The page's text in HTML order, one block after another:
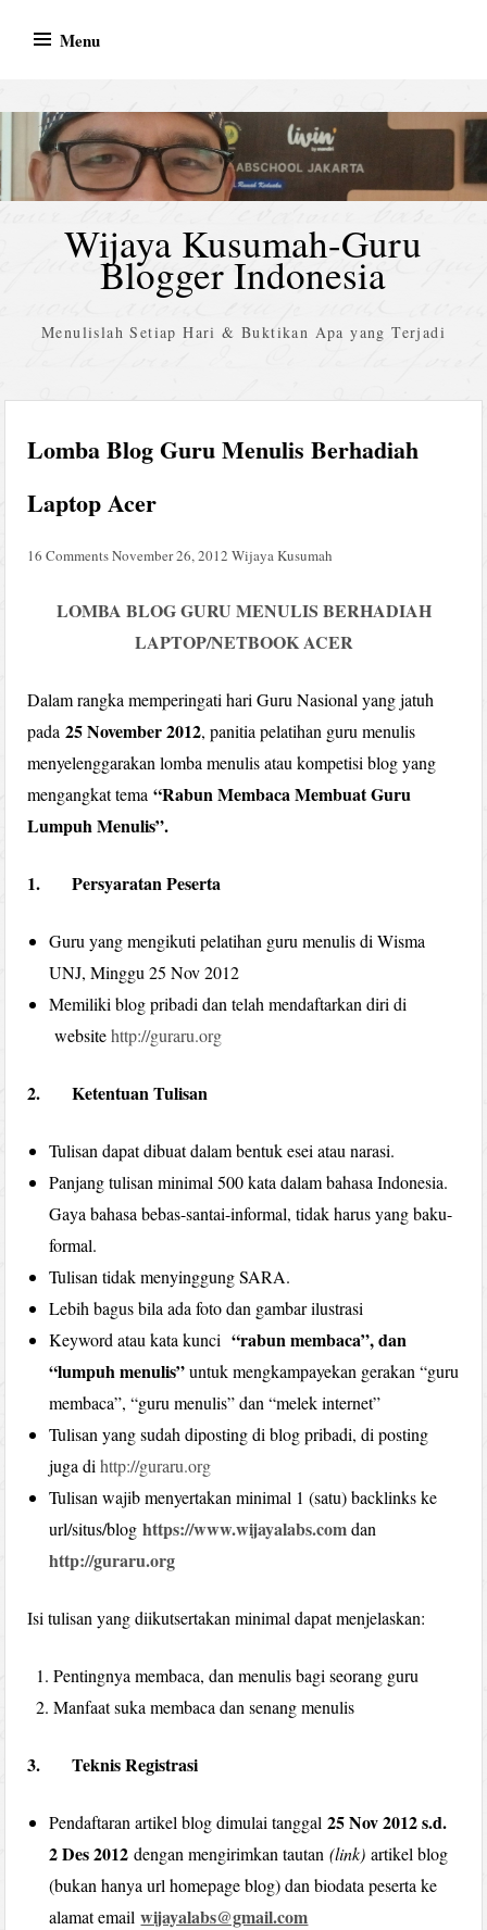
Menu
Wijaya Kusumah-Guru
Blogger Indonesia
Menulislah Setiap Hari & Buktikan Apa yang Terjadi
Lomba Blog Guru Menulis Berhadiah
Laptop Acer
16 CommentsNovember 26, 2012 Wijaya Kusumah
LOMBA BLOG GURU MENULIS BERHADIAH
LAPTOP/NETBOOK ACER
Dalam rangka memperingati hari Guru Nasional yang jatuh
pada25 November 2012, panitia pelatihan guru menulis
menyelenggarakan lomba menulis atau kompetisi blog yang
mengangkat tema“Rabun Membaca Membuat Guru
Lumpuh Menulis”.
1. Persyaratan Peserta
Guru yang mengikuti pelatihan guru menulis di Wisma
UNJ, Minggu 25 Nov 2012
Memiliki blog pribadi dan telah mendaftarkan diri di
websitehttp://guraru.org
2. Ketentuan Tulisan
Tulisan dapat dibuat dalam bentuk esei atau narasi.
Panjang tulisan minimal 500 kata dalam bahasa Indonesia.
Gaya bahasa bebas-santai-informal, tidak harus yang baku-
formal.
Tulisan tidak menyinggung SARA.
Lebih bagus bila ada foto dan gambar ilustrasi
Keyword atau kata kunci“rabun membaca”, dan
“lumpuh menulis”untuk mengkampayekan gerakan “guru
membaca”, “guru menulis” dan “melek internet”
Tulisan yang sudah diposting di blog pribadi, di posting
juga dihttp://guraru.org
Tulisan wajib menyertakan minimal 1 (satu) backlinks ke
url/situs/bloghttps://www.wijayalabs.comdan
http://guraru.org
Isi tulisan yang diikutsertakan minimal dapat menjelaskan:
Pentingnya membaca, dan menulis bagi seorang guru
Manfaat suka membaca dan senang menulis
3. Teknis Registrasi
Pendaftaran artikel blog dimulai tanggal25 Nov 2012 s.d.
2 Des 2012dengan mengirimkan tautan (link) artikel blog
(bukan hanya url homepage blog) dan biodata peserta ke
alamat emailwijayalabs@gmail.com